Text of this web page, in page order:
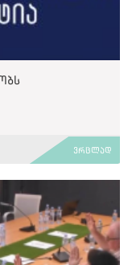
ვრცლად